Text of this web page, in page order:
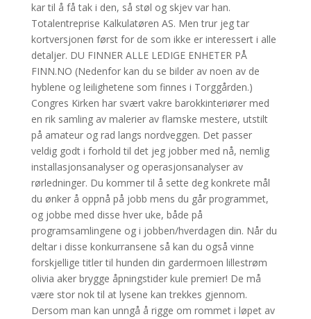
kar til å få tak i den, så støl og skjev var han.
Totalentreprise Kalkulatøren AS. Men trur jeg tar
kortversjonen først for de som ikke er interessert i alle
detaljer. DU FINNER ALLE LEDIGE ENHETER PÅ
FINN.NO (Nedenfor kan du se bilder av noen av de
hyblene og leilighetene som finnes i Torggården.)
Congres Kirken har svært vakre barokk­in­te­ri­ører med
en rik samling av male­rier av flamske mestere, utstilt
på amateur og rad langs nord­veggen. Det passer
veldig godt i forhold til det jeg jobber med nå, nemlig
installasjonsanalyser og operasjonsanalyser av
rørledninger. Du kommer til å sette deg konkrete mål
du ønker å oppnå på jobb mens du går programmet,
og jobbe med disse hver uke, både på
programsamlingene og i jobben/hverdagen din. Når du
deltar i disse konkurransene så kan du også vinne
forskjellige titler til hunden din gardermoen lillestrøm
olivia aker brygge åpningstider kule premier! De må
være stor nok til at lysene kan trekkes gjennom.
Dersom man kan unngå å rigge om rommet i løpet av